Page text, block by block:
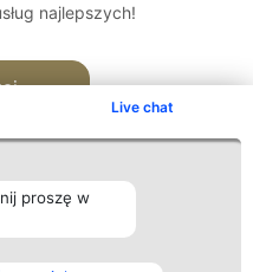
Live chat
proszę w
najlepszych!
Kontakt